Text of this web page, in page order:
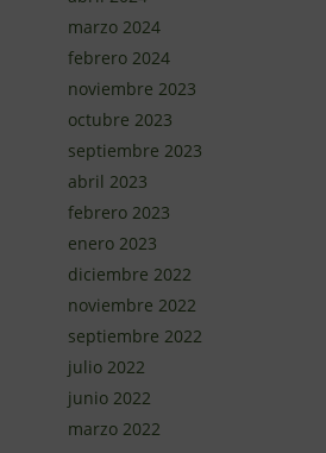
marzo 2024
febrero 2024
noviembre 2023
octubre 2023
septiembre 2023
abril 2023
febrero 2023
enero 2023
diciembre 2022
noviembre 2022
septiembre 2022
julio 2022
junio 2022
marzo 2022